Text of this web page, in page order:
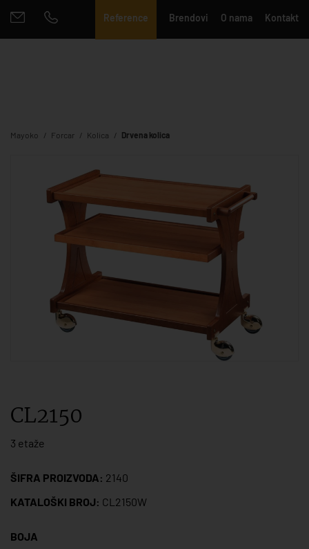
Reference Brendovi O nama Kontakt
Mayoko Forcar Kolica Drvena kolica
CL2150
3 etaže
ŠIFRA PROIZVODA: 2140
KATALOŠKI BROJ: CL2150W
BOJA